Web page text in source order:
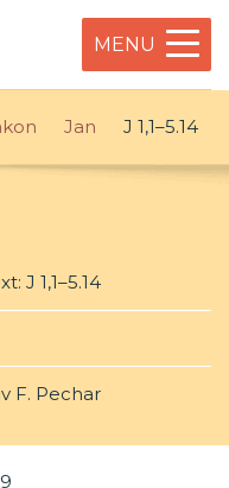
MENU
Jan J 1,1–5.14
J 1,1–5.14
F. Pechar